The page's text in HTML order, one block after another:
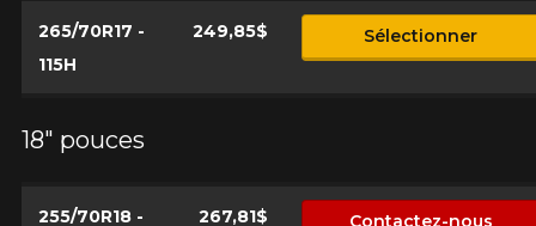
265/70R17 -
115H
249,85$ Sélectionner
18" pouces
255/70R18 -
267,81$ Contactez-nous